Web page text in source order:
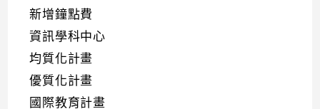
新增鐘點費
資訊學科中心
均質化計畫
優質化計畫
國際教育計畫